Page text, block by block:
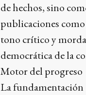
de hechos, sino
publicaciones
tono crítico y
democrática de la
Motor del progreso
La fundamentación